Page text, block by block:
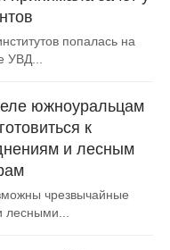
попалась на
УВД...
южноуральцам
к
и лесным
чрезвычайные
лесными...